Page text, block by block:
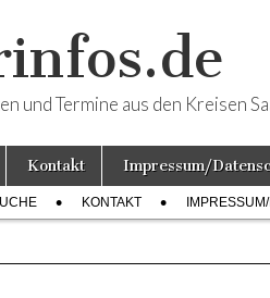
und Termine aus den Kreisen
Kontakt Impressum/
KONTAKT